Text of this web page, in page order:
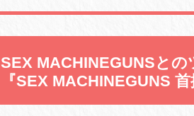
SEX MACHINEGUNSとの
『SEX MACHINEGUNS